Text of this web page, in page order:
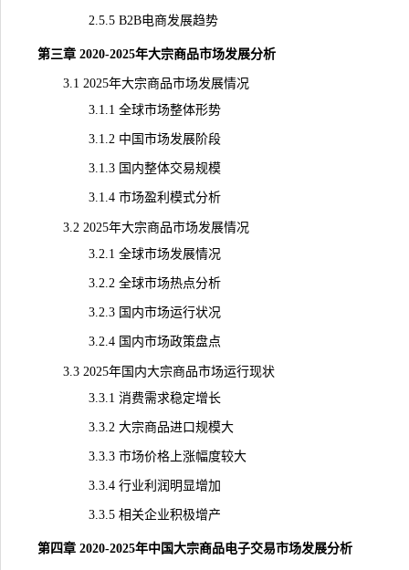
2.5.5 B2B电商发展趋势
第三章 2020-2025年大宗商品市场发展分析
3.1 2025年大宗商品市场发展情况
3.1.1 全球市场整体形势
3.1.2 中国市场发展阶段
3.1.3 国内整体交易规模
3.1.4 市场盈利模式分析
3.2 2025年大宗商品市场发展情况
3.2.1 全球市场发展情况
3.2.2 全球市场热点分析
3.2.3 国内市场运行状况
3.2.4 国内市场政策盘点
3.3 2025年国内大宗商品市场运行现状
3.3.1 消费需求稳定增长
3.3.2 大宗商品进口规模大
3.3.3 市场价格上涨幅度较大
3.3.4 行业利润明显增加
3.3.5 相关企业积极增产
第四章 2020-2025年中国大宗商品电子交易市场发展分析